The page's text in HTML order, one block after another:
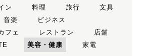
ン 料理 旅行
文具
音楽
ビジネス
フェ レストラン
店舗
美容・健康
家電